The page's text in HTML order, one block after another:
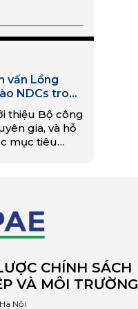
vấn Lồng
NDCs trong
thiệu Bộ công
gia, và hỗ
mục tiêu
CHÍNH SÁCH
VÀ MÔI TRƯỜNG
Nội